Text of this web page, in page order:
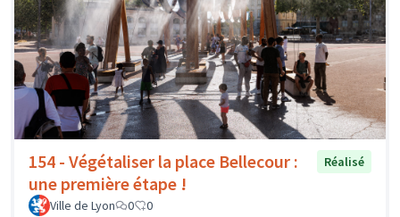
154 - Végétaliser la place Bellecour :
une première étape !
Réalisé
Ville de Lyon 0 0